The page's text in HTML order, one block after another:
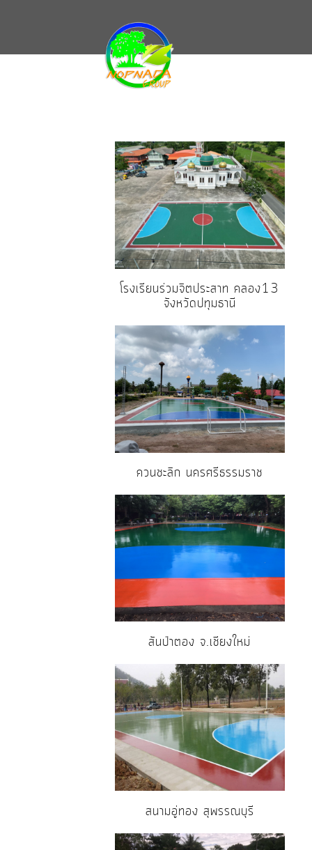
โรงเรียนร่วมจิตประสาท คลอง13
จังหวัดปทุมธานี
ควนชะลิก นครศรีธรรมราช
สันป่าตอง จ.เชียงใหม่
สนามอู่ทอง สุพรรณบุรี